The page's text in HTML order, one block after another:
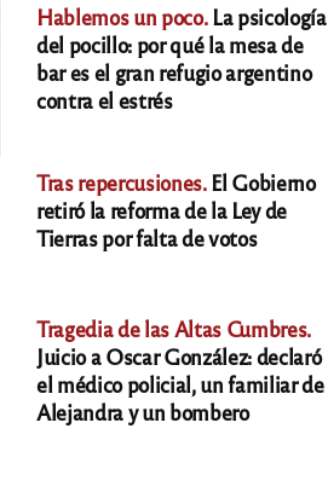
Hablemos un poco.La psicología
del pocillo: por qué la mesa de
bar es el gran refugio argentino
contra el estrés
Tras repercusiones.El Gobierno
retiró la reforma de la Ley de
Tierras por falta de votos
Tragedia de las Altas Cumbres.
Juicio a Oscar González: declaró
el médico policial, un familiar de
Alejandra y un bombero